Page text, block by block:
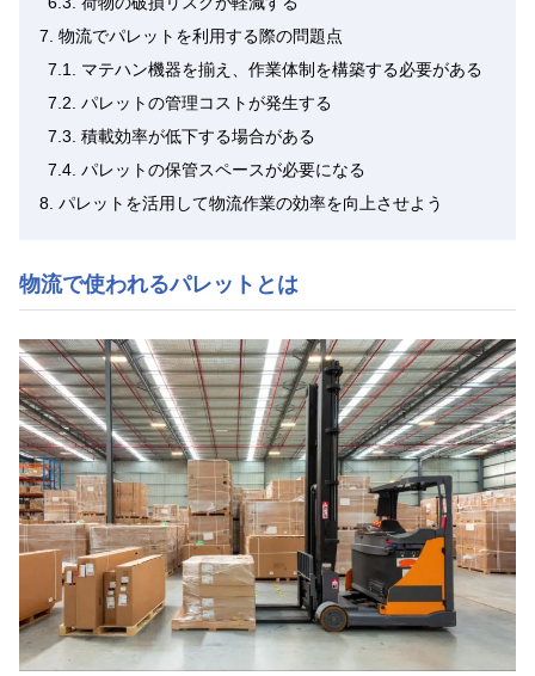
7. 物流でパレットを利用する際の問題点
7.1.
マテハン機器を揃え、作業体制を構築する必要がある
7.2. パレットの管理コストが発生する
7.3. 積載効率が低下する場合がある
7.4. パレットの保管スペースが必要になる
8. パレットを活用して物流作業の効率を向上させよう
物流で使われるパレットとは